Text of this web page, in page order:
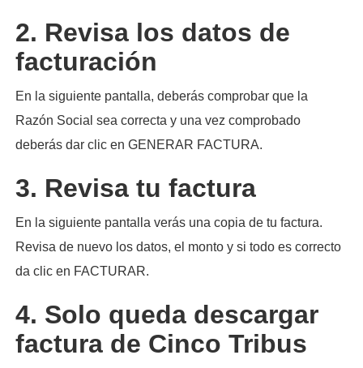
2. Revisa los datos de
facturación
En la siguiente pantalla, deberás comprobar que la
Razón Social sea correcta y una vez comprobado
deberás dar clic en GENERAR FACTURA.
3. Revisa tu factura
En la siguiente pantalla verás una copia de tu factura.
Revisa de nuevo los datos, el monto y si todo es correcto
da clic en FACTURAR.
4. Solo queda descargar
factura de Cinco Tribus